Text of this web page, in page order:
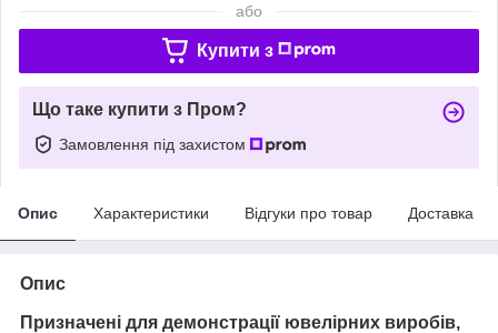
або
Купити з
Що таке купити з Пром?
Замовлення під захистом
Опис Характеристики Відгуки про товар Доставка
Опис
Призначені для демонстрації ювелірних виробів,